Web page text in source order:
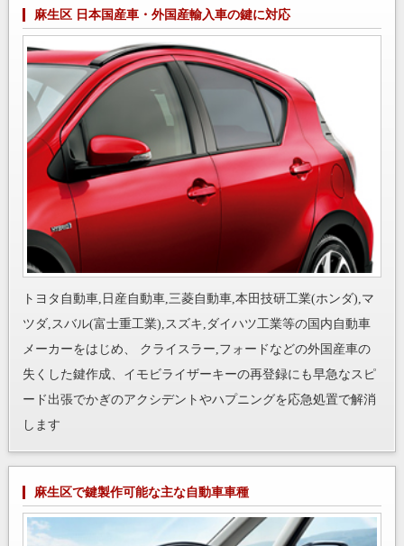
麻生区 日本国産車・外国産輸入車の鍵に対応
トヨタ自動車,日産自動車,三菱自動車,本田技研工業(ホンダ),マ
ツダ,スバル(富士重工業),スズキ,ダイハツ工業等の国内自動車
メーカーをはじめ、 クライスラー,フォードなどの外国産車の
失くした鍵作成、イモビライザーキーの再登録にも早急なスピ
ード出張でかぎのアクシデントやハプニングを応急処置で解消
します
麻生区で鍵製作可能な主な自動車車種